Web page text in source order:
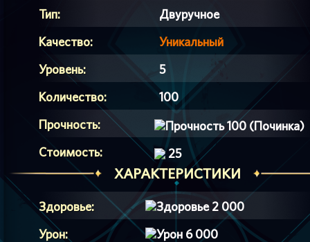
Тип:
Двуручное
Качество:
Уникальный
Уровень:
5
Количество:
100
Прочность:
100 (Починка)
Стоимость:
25
ХАРАКТЕРИСТИКИ
Здоровье:
2 000
Урон:
6 000